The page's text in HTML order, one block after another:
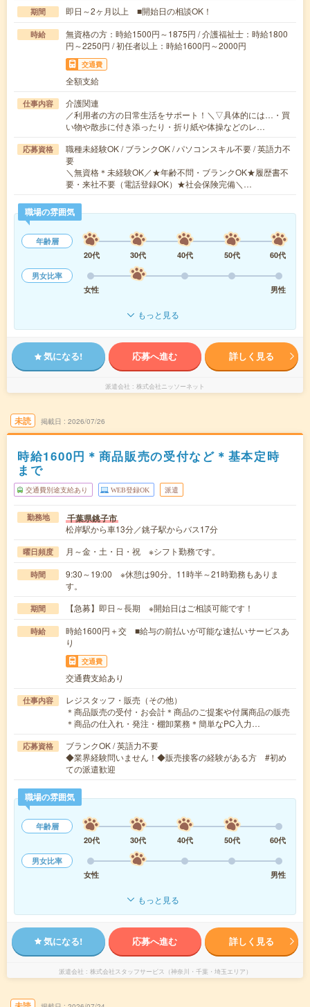
期間 即日～2ヶ月以上 ■開始日の相談OK！
時給
無資格の方：時給1500円～1875円 / 介護福祉士：時給1800
円～2250円 / 初任者以上：時給1600円～2000円
交通費
全額支給
仕事内容
介護関連
／利用者の方の日常生活をサポート！＼▽具体的には…・買
い物や散歩に付き添ったり・折り紙や体操などのレ…
応募資格
職種未経験OK / ブランクOK / パソコンスキル不要 / 英語力不
要
＼無資格＊未経験OK／★年齢不問・ブランクOK★履歴書不
要・来社不要（電話登録OK）★社会保険完備＼…
職場の雰囲気
年齢層
20代
30代 40代 50代
60代
男女比率
女性
男性
もっと見る
気になる! 応募へ進む 詳しく見る
派遣会社 株式会社ニッソーネット
未読 掲載日 2026/07/26
時給1600円＊商品販売の受付など＊基本定時
まで
交通費別途支給あり WEB登録OK 派遣
勤務地 千葉県銚子市
松岸駅から車13分／銚子駅からバス17分
曜日頻度 月～金・土・日・祝 ※シフト勤務です。
時間
9:30～19:00 ※休憩は90分。11時半～21時勤務もありま
す。
期間 【急募】即日～長期 ※開始日はご相談可能です！
時給
時給1600円＋交 ■給与の前払いが可能な速払いサービスあ
り
交通費
交通費支給あり
仕事内容
レジスタッフ・販売（その他）
＊商品販売の受付・お会計＊商品のご提案や付属商品の販売
＊商品の仕入れ・発注・棚卸業務＊簡単なPC入力…
応募資格
ブランクOK / 英語力不要
◆業界経験問いません！◆販売接客の経験がある方 #初め
ての派遣歓迎
職場の雰囲気
年齢層
20代
30代 40代 50代
60代
男女比率
女性
男性
もっと見る
気になる! 応募へ進む 詳しく見る
派遣会社 株式会社スタッフサービス（神奈川・千葉・埼玉エリア）